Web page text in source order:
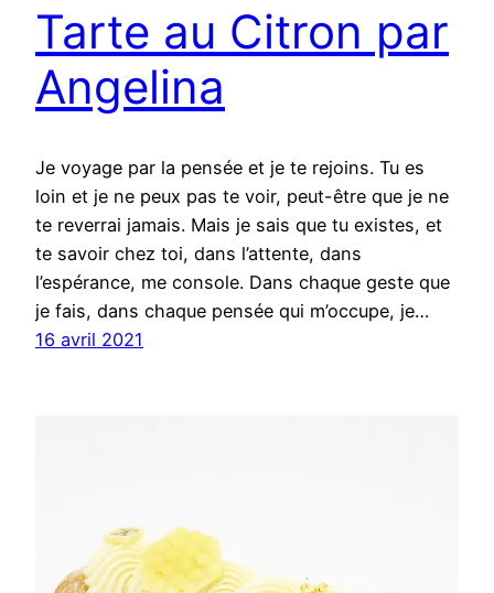
Tarte au Citron par
Angelina
Je voyage par la pensée et je te rejoins. Tu es
loin et je ne peux pas te voir, peut-être que je ne
te reverrai jamais. Mais je sais que tu existes, et
te savoir chez toi, dans l’attente, dans
l’espérance, me console. Dans chaque geste que
je fais, dans chaque pensée qui m’occupe, je…
16 avril 2021